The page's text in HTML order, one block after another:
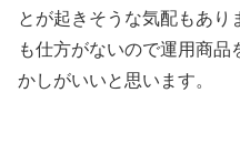
とが起きそうな気配もあ
も仕方がないので運用商
かしがいいと思います。